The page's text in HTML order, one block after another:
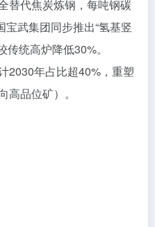
替代焦炭炼钢，每吨钢碳
武集团同步推出“氢基竖
统高炉降低30%。
2030年占比超40%，重塑
品位矿）。